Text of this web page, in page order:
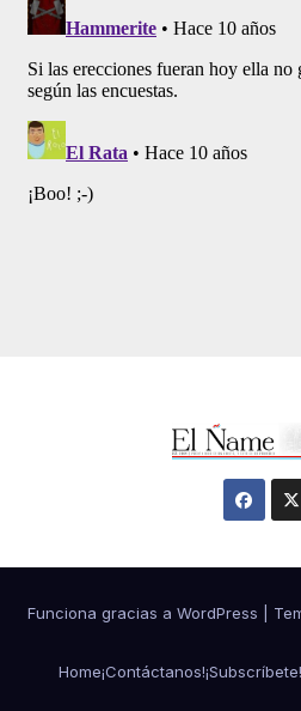
Funciona gracias a WordPress
Home¡Contáctanos!¡Subscríbete!